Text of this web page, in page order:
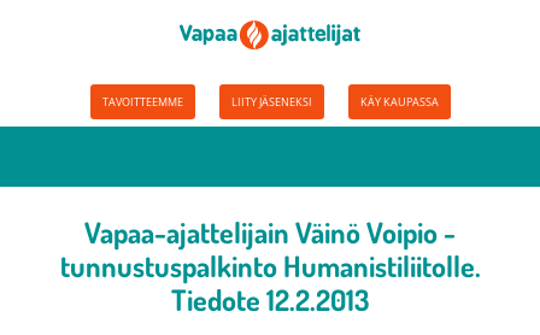
TAVOITTEEMME LIITY JÄSENEKSI KÄY KAUPASSA
Vapaa-ajattelijain Väinö Voipio -
tunnustuspalkinto Humanistiliitolle.
Tiedote 12.2.2013